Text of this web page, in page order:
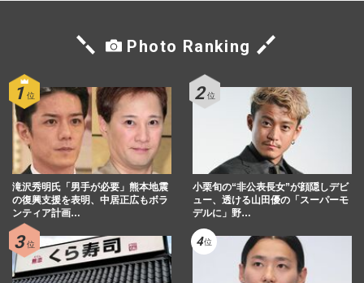
Photo Ranking
滝沢秀明氏「男手が必要」熊本地震
の復興支援を表明、中居正広もボラ
ンティア計画…
小栗旬の“非公表長女”が顔隠しデビ
ュー、透ける山田優の「スーパーモ
デルに」野…